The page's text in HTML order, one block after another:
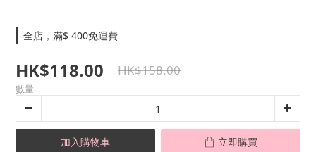
全店，滿$ 400免運費
HK$118.00 HK$158.00
數量
加入購物車 立即購買